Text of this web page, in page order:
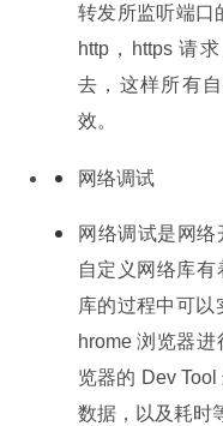
转发所监听端口
http，https 请
去，这样所有
效。
网络调试
网络调试是网络
自定义网络库
库的过程中可以
hrome 浏览器
览器的 Dev
数据，以及耗时